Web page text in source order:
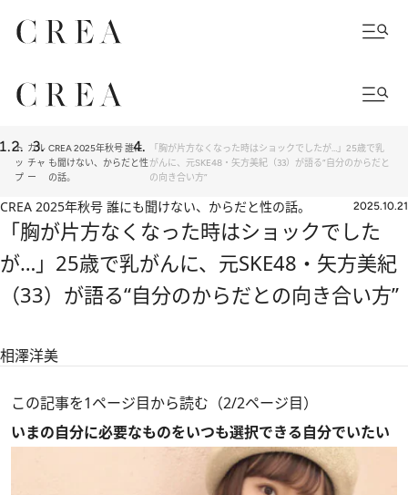
ト
ッ
プ
カル
チャ
ー
CREA 2025年秋号 誰に
も聞けない、からだと性
の話。
「胸が片方なくなった時はショックでしたが…」25歳で乳
がんに、元SKE48・矢方美紀（33）が語る“自分のからだと
の向き合い方”
CREA 2025年秋号 誰にも聞けない、からだと性の話。 2025.10.21
「胸が片方なくなった時はショックでした
が…」25歳で乳がんに、元SKE48・矢方美紀
（33）が語る“自分のからだとの向き合い方”
相澤洋美
この記事を1ページ目から読む（2/2ページ目）
いまの自分に必要なものをいつも選択できる自分でいたい